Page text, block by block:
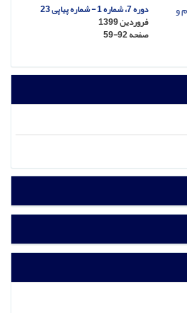
دوره 7، شماره 1 - شماره پیاپی 23
فروردین 1399
صفحه59-92